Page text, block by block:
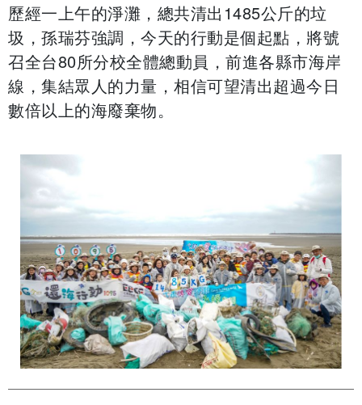
歷經一上午的淨灘，總共清出1485公斤的垃
圾，孫瑞芬強調，今天的行動是個起點，將號
召全台80所分校全體總動員，前進各縣市海岸
線，集結眾人的力量，相信可望清出超過今日
數倍以上的海廢棄物。